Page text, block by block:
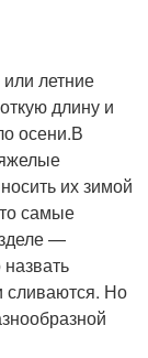
летние
длину и
осени.В
их зимой
самые
—
сливаются. Но